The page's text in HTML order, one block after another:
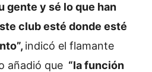
gente y sé lo que han
club esté donde esté
indicó el flamante
añadió que “la función